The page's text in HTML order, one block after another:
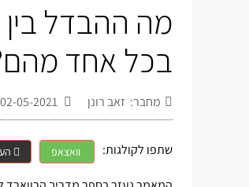
מה ההבדל בין
בכל אחד
מחבר: זאב רונן
שתפו לקולגות: וואצאפ